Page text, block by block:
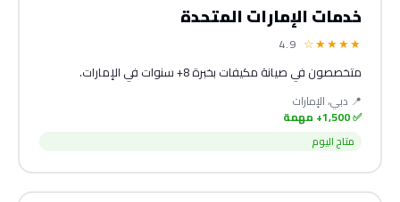
خدمات الإمارات المتحدة
★★★★☆
4.9
متخصصون في صيانة مكيفات بخبرة 8+ سنوات في الإمارات.
📍 دبي، الإمارات
✅ 1,500+ مهمة
متاح اليوم